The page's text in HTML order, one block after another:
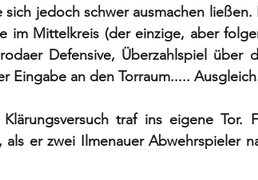
jedoch schwer ausmachen ließen.
im Mittelkreis (der einzige, aber
Defensive, Überzahlspiel über
Eingabe an den Torraum.....
traf ins eigene Tor.
er zwei Ilmenauer Abwehrspieler